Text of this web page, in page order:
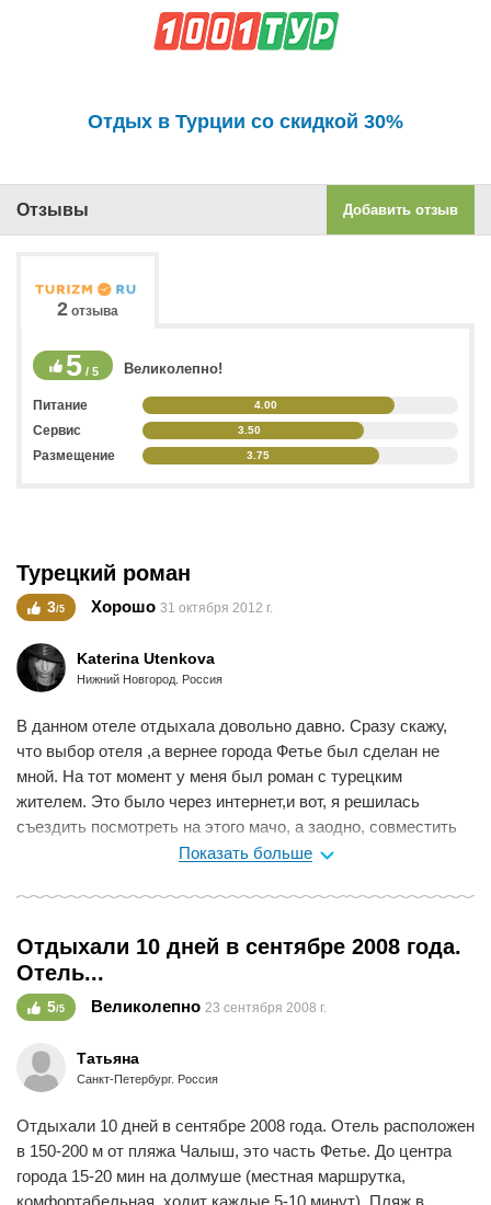
Отдых в Турции со скидкой 30%
Отзывы Добавить отзыв
2 отзыва
5 / 5 Великолепно!
Питание 4.00
Сервис 3.50
Размещение 3.75
Турецкий роман
3/5 Хорошо 31 октября 2012 г.
Katerina Utenkova
Нижний Новгород. Россия
В данном отеле отдыхала довольно давно. Сразу скажу,
что выбор отеля ,а вернее города Фетье был сделан не
мной. На тот момент у меня был роман с турецким
жителем. Это было через интернет,и вот, я решилась
съездить посмотреть на этого мачо, а заодно, совместить
приятное с полезным. Молодой человек жил в этом городе,
планировала съездить дней на 10. Прочитала перед
приезду я не поехала на автобусе принимающей стороны, а
воспользовалась авто молодого человека. Места были
гористыми, крутые повороты и опасные обрыва. У меня
движением колесом, и мы внизу.
На первый взгляд отель показался симпатичным,
примерно 10 минут пешком до пляжа. В отеле есть бассейн
с лежаками и зонтиками. Тоесть ,если вам лень идти на
пляж, можно провести это время у бассейна. Так же есть и
Показать больше
Отдыхали 10 дней в сентябре 2008 года.
Отель...
5/5 Великолепно 23 сентября 2008 г.
Татьяна
Санкт-Петербург. Россия
Отдыхали 10 дней в сентябре 2008 года. Отель расположен
в 150-200 м от пляжа Чалыш, это часть Фетье. До центра
города 15-20 мин на долмуше (местная маршрутка,
комфортабельная, ходит каждые 5-10 минут). Пляж в